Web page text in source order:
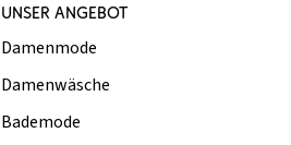
UNSER ANGEBOT
Damenmode
Damenwäsche
Bademode